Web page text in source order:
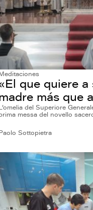
que quiere a
más que
del Superiore
messa del novello
Sottopietra